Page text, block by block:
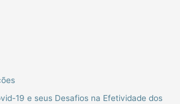
19 e seus Desafios na Efetividade dos